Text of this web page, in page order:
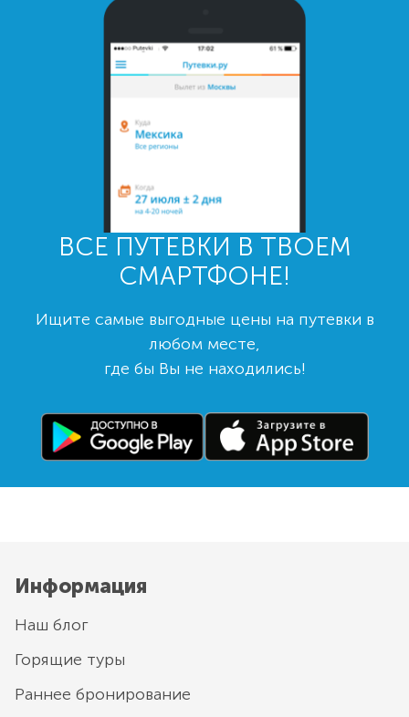
ВСЕ ПУТЕВКИ В ТВОЕМ
СМАРТФОНЕ!
Ищите самые выгодные цены на путевки в
любом месте,
где бы Вы не находились!
Информация
Наш блог
Горящие туры
Раннее бронирование